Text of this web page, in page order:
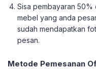
Sisa pembayaran
mebel yang anda
sudah mendapatkan
pesan.
Metode Pemesanan